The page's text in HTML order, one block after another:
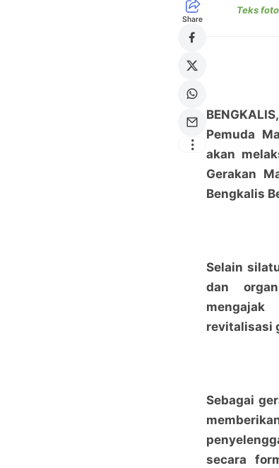
Share
Teks
Pemuda
akan
Gerakan
Bengkalis
Selain
dan
revitalisasi
Sebagai
secara